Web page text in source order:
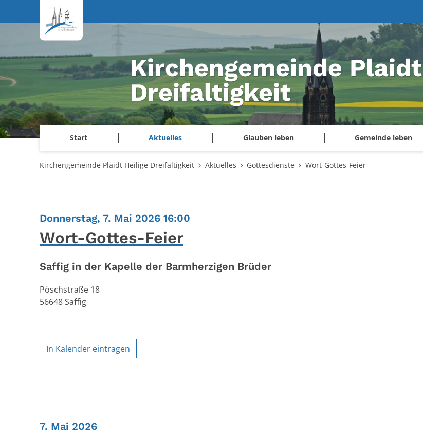
Zum Inhalt springen
Kirchengemeinde
Dreifaltigkeit
Start Aktuelles Glauben leben Gemeinde leben
Kirchengemeinde Plaidt Heilige Dreifaltigkeit Aktuelles Gottesdienste Wort-Gottes-Feier
Donnerstag, 7. Mai 2026 16:00
Wort-Gottes-Feier
Saffig in der Kapelle der Barmherzigen Brüder
Pöschstraße 18
56648Saffig
In Kalender eintragen
7. Mai 2026: